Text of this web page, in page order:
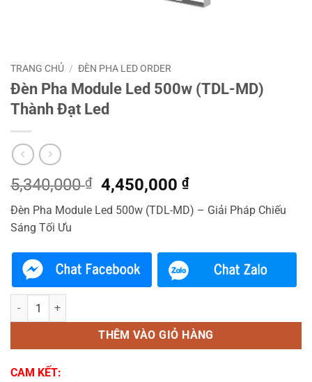
TRANG CHỦ / ĐÈN PHA LED ORDER
Đèn Pha Module Led 500w (TDL-MD)
Thành Đạt Led
5,340,000₫
Giá
gốc
là:
4,450,000₫Giá
hiện
tại
4,450,000 ₫.
Đèn Pha Module Led 500w (TDL-MD) – Giải Pháp Chiếu
Sáng Tối Ưu
Đèn Pha Module Led 500w (TDL-MD) Thành Đạt Led số lượng
THÊM VÀO GIỎ HÀNG
CAM KẾT: